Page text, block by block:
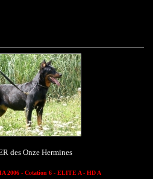
des Onze Hermines
2006 - Cotation 6 - ELITE A - HD A